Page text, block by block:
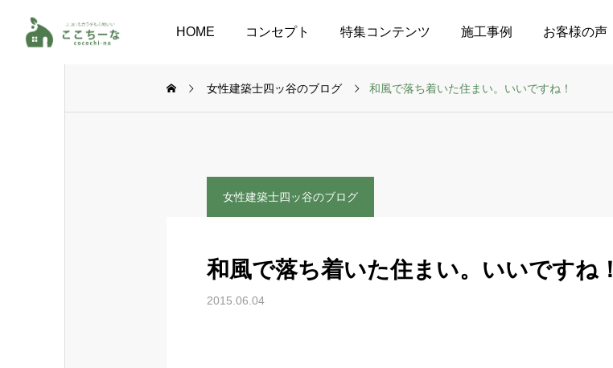
HOME コンセプト 特集コンテンツ 施工事例 お客様の声
女性建築士四ッ谷のブログ 和風で落ち着いた住まい。いいですね！
女性建築士四ッ谷のブログ
和風で落ち着いた住まい。いいですね！
2015.06.04